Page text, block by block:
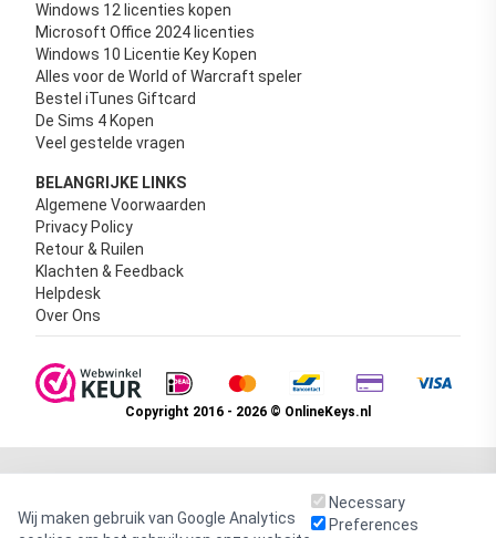
Windows 12 licenties kopen
Microsoft Office 2024 licenties
Windows 10 Licentie Key Kopen
Alles voor de World of Warcraft speler
Bestel iTunes Giftcard
De Sims 4 Kopen
Veel gestelde vragen
BELANGRIJKE LINKS
Algemene Voorwaarden
Privacy Policy
Retour & Ruilen
Klachten & Feedback
Helpdesk
Over Ons
Copyright 2016 - 2026 © OnlineKeys.nl
Wij maken gebruik van Google Analytics
Necessary
Preferences